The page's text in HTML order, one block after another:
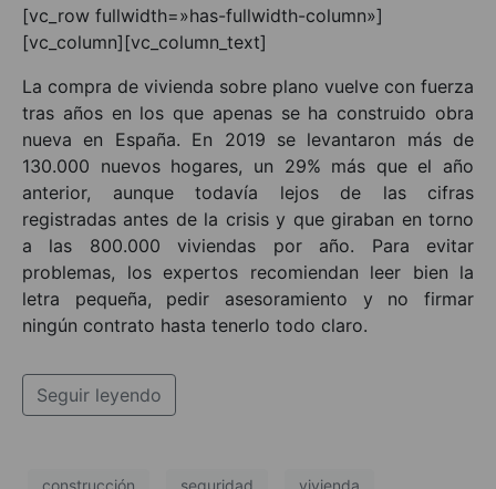
[vc_row fullwidth=»has-fullwidth-column»]
[vc_column][vc_column_text]
La compra de vivienda sobre plano vuelve con fuerza
tras años en los que apenas se ha construido obra
nueva en España. En 2019 se levantaron más de
130.000 nuevos hogares, un 29% más que el año
anterior, aunque todavía lejos de las cifras
registradas antes de la crisis y que giraban en torno
a las 800.000 viviendas por año. Para evitar
problemas, los expertos recomiendan leer bien la
letra pequeña, pedir asesoramiento y no firmar
ningún contrato hasta tenerlo todo claro.
Seguir leyendo
construcción seguridad vivienda